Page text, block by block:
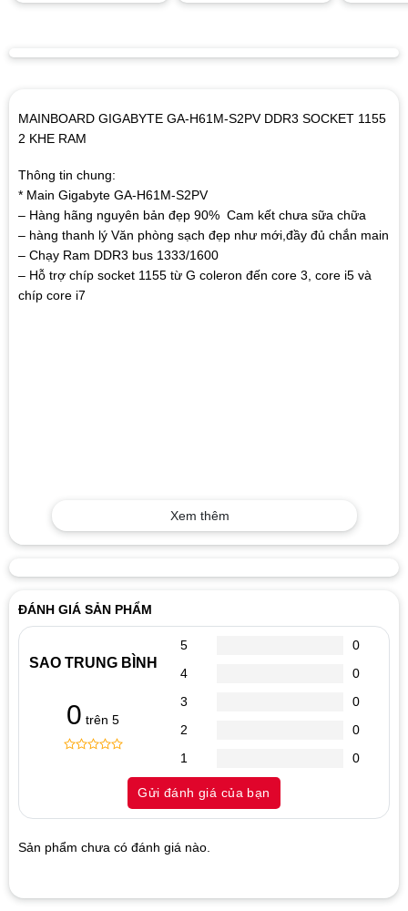
1
MAINBOARD GIGABYTE GA-H61M-S2PV DDR3 SOCKET 1155
2 KHE RAM
Thông tin chung:
* Main Gigabyte GA-H61M-S2PV
– Hàng hãng nguyên bản đẹp 90% Cam kết chưa sữa chữa
– hàng thanh lý Văn phòng sạch đẹp như mới,đầy đủ chắn main
– Chạy Ram DDR3 bus 1333/1600
– Hỗ trợ chíp socket 1155 từ G coleron đến core 3, core i5 và
chíp core i7
Xem thêm
ĐÁNH GIÁ SẢN PHẨM
SAO TRUNG BÌNH
0 trên 5
customer
ratings
5
0
4
0
3
0
2
0
1
0
Gửi đánh giá của bạn
Sản phẩm chưa có đánh giá nào.
Hãy là người đánh giá đầu tiên cho sản phẩm